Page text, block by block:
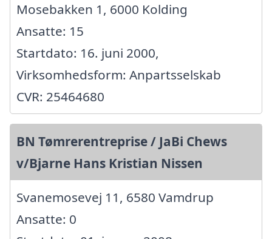
Mosebakken 1, 6000 Kolding
Ansatte: 15
Startdato: 16. juni 2000,
Virksomhedsform: Anpartsselskab
CVR: 25464680
BN Tømrerentreprise / JaBi Chews
v/Bjarne Hans Kristian Nissen
Svanemosevej 11, 6580 Vamdrup
Ansatte: 0